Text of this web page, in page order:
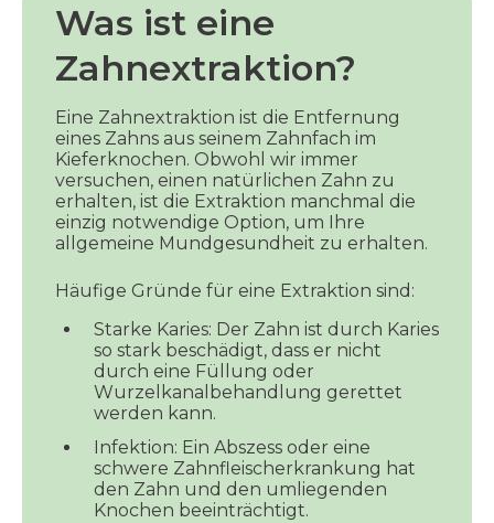
Was ist eine
Zahnextraktion?
Eine Zahnextraktion ist die Entfernung
eines Zahns aus seinem Zahnfach im
Kieferknochen. Obwohl wir immer
versuchen, einen natürlichen Zahn zu
erhalten, ist die Extraktion manchmal die
einzig notwendige Option, um Ihre
allgemeine Mundgesundheit zu erhalten.
Häufige Gründe für eine Extraktion sind:
Starke Karies: Der Zahn ist durch Karies
so stark beschädigt, dass er nicht
durch eine Füllung oder
Wurzelkanalbehandlung gerettet
werden kann.
Infektion: Ein Abszess oder eine
schwere Zahnfleischerkrankung hat
den Zahn und den umliegenden
Knochen beeinträchtigt.